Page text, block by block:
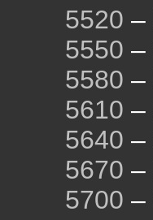
5520 –
5550 –
5580 –
5610 –
5640 –
5670 –
5700 –